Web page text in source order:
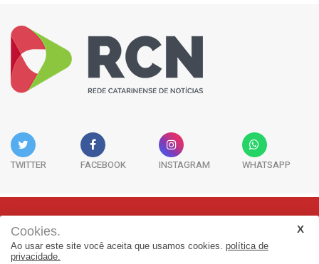
TWITTER FACEBOOK INSTAGRAM WHATSAPP
Rua Adolfo Melo, 38 - Sala 902 - Centro | Florianópolis-SC | CEP:
88015-090
Cookies.
Ao usar este site você aceita que usamos cookies. política de
privacidade.